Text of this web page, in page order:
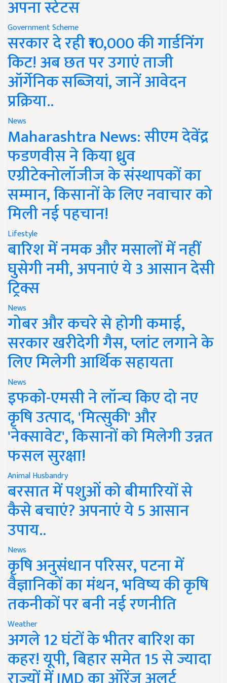
अपना स्टेटस
Government Scheme
सरकार दे रही ₹10,000 की गार्डनिंग
किट! अब छत पर उगाएं ताजी
ऑर्गेनिक सब्जियां, जानें आवेदन
प्रक्रिया..
News
Maharashtra News: सीएम देवेंद्र
फडणवीस ने किया ध्रुव
एग्रीटेक्नोलॉजीज के संस्थापकों का
सम्मान, किसानों के लिए नवाचार को
मिली नई पहचान!
Lifestyle
बारिश में नमक और मसालों में नहीं
घुसेगी नमी, अपनाएं ये 3 आसान देसी
ट्रिक्स
News
गोबर और कचरे से होगी कमाई,
सरकार खरीदेगी गैस, प्लांट लगाने के
लिए मिलेगी आर्थिक सहायता
News
इफको-एमसी ने लॉन्च किए दो नए
कृषि उत्पाद, 'मित्सुकी' और
'नेक्सावेट', किसानों को मिलेगी उन्नत
फसल सुरक्षा!
Animal Husbandry
बरसात में पशुओं को बीमारियों से
कैसे बचाएं? अपनाएं ये 5 आसान
उपाय..
News
कृषि अनुसंधान परिसर, पटना में
वैज्ञानिकों का मंथन, भविष्य की कृषि
तकनीकों पर बनी नई रणनीति
Weather
अगले 12 घंटों के भीतर बारिश का
कहर! यूपी, बिहार समेत 15 से ज्यादा